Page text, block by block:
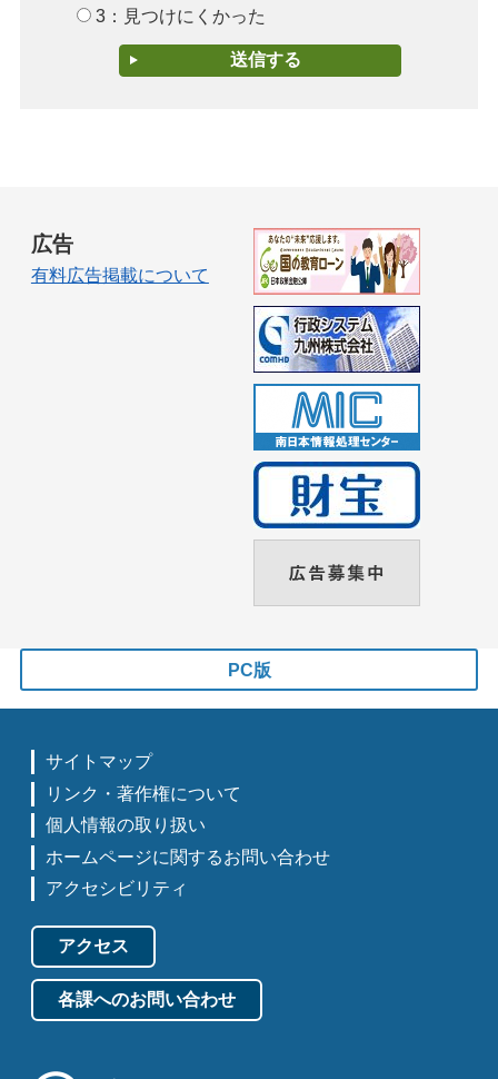
3：見つけにくかった
広告
有料広告掲載について
PC版
サイトマップ
リンク・著作権について
個人情報の取り扱い
ホームページに関するお問い合わせ
アクセシビリティ
アクセス
各課へのお問い合わせ